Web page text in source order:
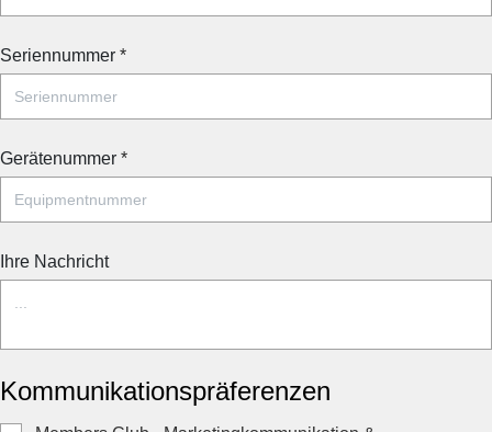
Seriennummer *
Gerätenummer *
Ihre Nachricht
Kommunikationspräferenzen